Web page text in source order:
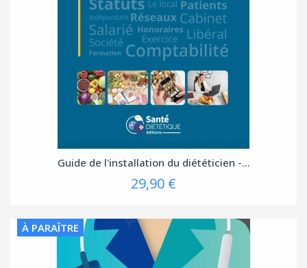
Guide de l'installation du diététicien -...
29,90 €
À PARAÎTRE